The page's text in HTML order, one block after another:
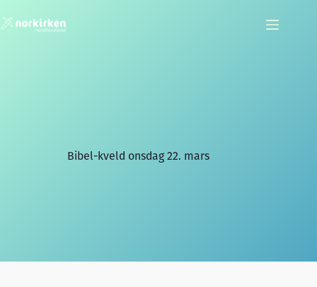
til
innholdet
Bibel-kveld onsdag 22. mars